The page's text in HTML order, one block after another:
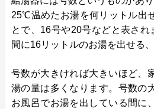
25℃温めたお湯を何リットル出
とで、16号や20号などと表さ
間に16リットルのお湯を出せる
号数が大きければ大きいほど、
湯の量は多くなります。号数の
お風呂でお湯を出している間に